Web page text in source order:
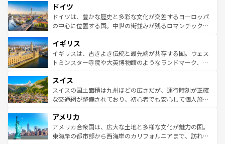
せる。地方によって風土や気候が異なるスペインはその個
性で訪れる人を魅了する。 なお、新着のスペイン情報は コ
ンテンツ一覧を参照してほしい。
で、幅広い魅力が詰まっている。華麗な宮殿、歴史的な大
聖堂、美しいビーチ、そして豊かな自然が、訪れる者を心
から魅了する。また、フランスは美食の国としても知ら
いる。シャンパンの発祥地であるランス、プロヴァンスの
香り高いラベンダー畑など、多彩な楽しみ方が可能だ。さ
らに、パリ以外の地域にも魅力が溢れており、どの街角に
れる地方に足を運ぶとそれぞれで全く異なる文化を体験で
きるだろう。 なお、新着のフランス情報はコンテンツ一覧
を参照してほしい。
ドイツ
ドイツは、豊かな歴史と多彩な文化が交差するヨーロッパ
の中心に位置する国。中世の街並みが残るロマンチック街
顔を持つこの国は、どこを歩いても飽きることがない。ベ
ルリンの文化的活気、バイエルン州のアルプスの絶景、そ
してライン川沿いのワイン畑といった風景は必見。ビール
は、お酒好きな人にはぜひ体験してほしい。 なお、新着の
ドイツ情報はコンテンツ一覧を参照してほしい。
イギリス
イギリスは、古きよき伝統と最先端が共存する国。ウェス
トミンスター寺院や大英博物館のようなランドマーク、歴
リアごとに異なる魅力がある。また、優雅なアフタヌーン
ティー、ビール好きにはたまらない英国パブ、サッカー観
戦など、本場だからこそできる体験も豊富。イギリスを旅
ンツ一覧を参照してほしい。
スイス
スイスの国土面積は九州ほどの広さだが、運行時刻が正確
な交通網が整備されており、初心者でも安心して個人旅行
の建物がそのまま残る町や、スイスならではのユニークな
博物館もあり、アルプス観光だけでなく町歩きも満喫する
ことができる。国民の所得が高いため物価も高いが、旅行
アメリカ
アメリカ合衆国は、広大な土地と多様な文化が魅力の国。
東海岸の都市部から西海岸のカリフォルニアまで、訪れる